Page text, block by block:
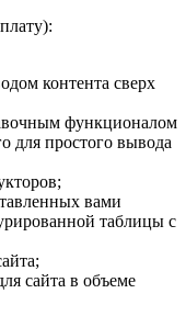
контента сверх
функционалом
для простого вывода
вами
таблицы с
сайта в объеме